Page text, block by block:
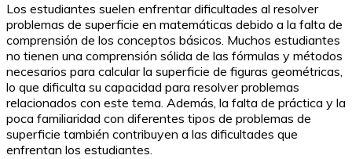
Los estudiantes suelen enfrentar dificultades al resolver
problemas de superficie en matemáticas debido a la falta de
comprensión de los conceptos básicos. Muchos estudiantes
no tienen una comprensión sólida de las fórmulas y métodos
necesarios para calcular la superficie de figuras geométricas,
lo que dificulta su capacidad para resolver problemas
relacionados con este tema. Además, la falta de práctica y la
poca familiaridad con diferentes tipos de problemas de
superficie también contribuyen a las dificultades que
enfrentan los estudiantes.